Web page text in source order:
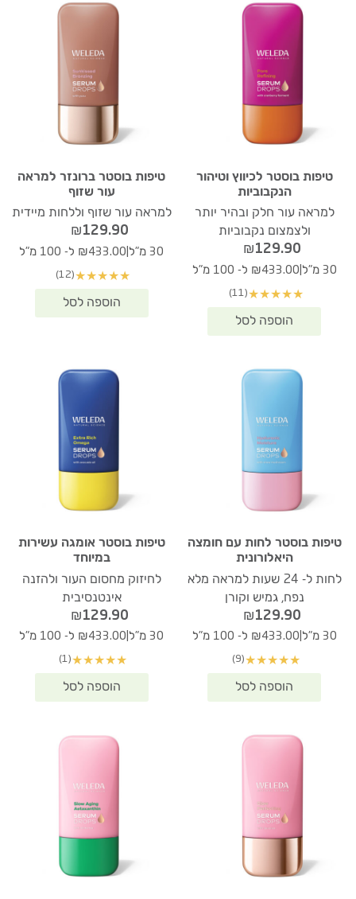
טיפות בוסטר לכיווץ וטיהור
הנקבוביות
למראה עור חלק ובהיר יותר
ולצמצום נקבוביות
₪129.90
30 מ"ל ₪433.00 ל- 100 מ"ל
★
★
★
★
★
(11)
טיפות בוסטר ברונזר למראה
עור שזוף
למראה עור שזוף וללחות מיידית
₪129.90
30 מ"ל ₪433.00 ל- 100 מ"ל
★
★
★
★
★
(12)
טיפות בוסטר לחות עם חומצה
היאלורונית
לחות ל- 24 שעות למראה מלא
נפח, גמיש וקורן
₪129.90
30 מ"ל ₪433.00 ל- 100 מ"ל
★
★
★
★
★
(9)
טיפות בוסטר אומגה עשירות
במיוחד
לחיזוק מחסום העור ולהזנה
אינטנסיבית
₪129.90
30 מ"ל ₪433.00 ל- 100 מ"ל
★
★
★
★
★
(1)